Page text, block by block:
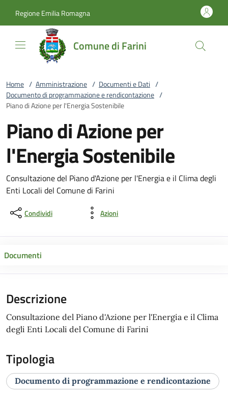
Regione Emilia Romagna
Comune di Farini
Home / Amministrazione / Documenti e Dati /
Documento di programmazione e rendicontazione /
Piano di Azione per l'Energia Sostenibile
Piano di Azione per
l'Energia Sostenibile
Consultazione del Piano d'Azione per l'Energia e il Clima degli
Enti Locali del Comune di Farini
Condividi Azioni
Documenti
Descrizione
Consultazione del Piano d'Azione per l'Energia e il Clima
degli Enti Locali del Comune di Farini
Tipologia
Documento di programmazione e rendicontazione